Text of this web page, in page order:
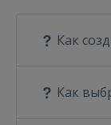
Как
Как